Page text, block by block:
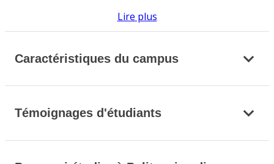
Lire plus
Caractéristiques du campus
Témoignages d'étudiants